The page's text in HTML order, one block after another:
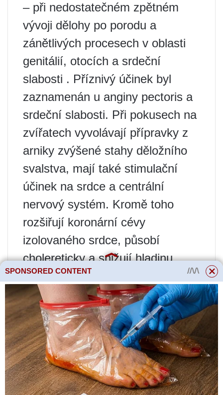
– při nedostatečném zpětném
vývoji dělohy po porodu a
zánětlivých procesech v oblasti
genitálií, otocích a srdeční
slabosti . Příznivý účinek byl
zaznamenán u anginy pectoris a
srdeční slabosti. Při pokusech na
zvířatech vyvolávají přípravky z
arniky zvýšené stahy děložního
svalstva, mají také stimulační
účinek na srdce a centrální
nervový systém. Kromě toho
rozšiřují koronární cévy
izolovaného srdce, působí
cholereticky a snižují hladinu
cholesterolu v krvi, což je
způsobeno přítomností cynarinu
v arnice. Přípravky z arniky se
používají zevně na modřiny a
modřiny, karbunkuly, vředy a
abscesy jako prostředek
podporující resorpci a rozptylující
SPONSORED CONTENT